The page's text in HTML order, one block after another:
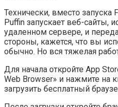
Технически, вместо запуска
Puffin запускает веб-сайты,
удаленном сервере, и
стороны, кажется, что вы
обычно. Но вся тяжелая
Для начала откройте App
Web Browser» и нажмите на
загрузить бесплатный